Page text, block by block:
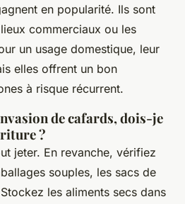
en popularité. Ils sont
commerciaux ou les
un usage domestique, leur
elles offrent un bon
à risque récurrent.
de cafards, dois-je
?
jeter. En revanche, vérifiez
souples, les sacs de
les aliments secs dans